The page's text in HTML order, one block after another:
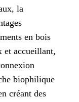
la
en bois
et accueillant,
biophilique
créant des